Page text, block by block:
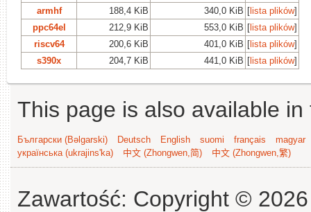
armhf
188,4 KiB 340,0 KiB [lista plików]
ppc64el
212,9 KiB 553,0 KiB [lista plików]
riscv64
200,6 KiB 401,0 KiB [lista plików]
s390x
204,7 KiB 441,0 KiB [lista plików]
This page is also available
Български (Bəlgarski) Deutsch English suomi français
magyar
українська (ukrajins'ka)
中文 (Zhongwen,简) 中文 (Zhongwen,繁)
Zawartość: Copyright ©